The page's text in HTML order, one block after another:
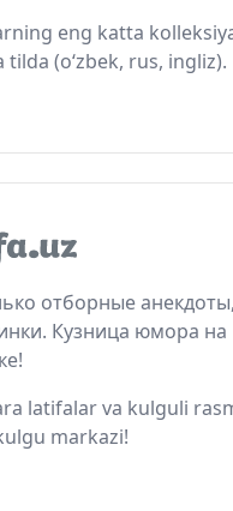
eng katta
(o‘zbek, rus, ingliz).
отборные анекдоты,
Кузница юмора на
latifalar va kulguli
markazi!